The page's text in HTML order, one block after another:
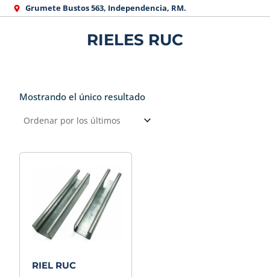
Grumete Bustos 563, Independencia, RM.
RIELES RUC
Mostrando el único resultado
RIEL RUC